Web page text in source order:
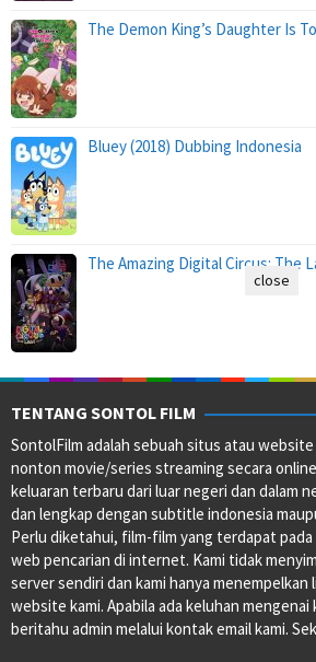
The Demon King’s Daughter Is
Bluey (2018) Dubbing Indonesia
The Amazing Digital Circus: The
TENTANG SONTOL FILM
SontolFilm adalah sebuah situs atau
nonton movie/series streaming secara
keluaran terbaru dari luar negeri dan dalam
dan lengkap dengan subtitle indonesia
Perlu diketahui, film-film yang terdapat
web pencarian di internet. Kami tidak
server sendiri dan kami hanya
website kami. Apabila ada keluhan
beritahu admin melalui kontak email kami.
close